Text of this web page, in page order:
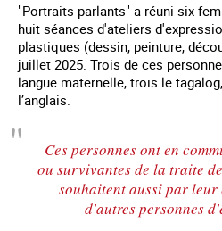
"Portraits parlants" a réuni six
huit séances d'ateliers
plastiques (dessin, peinture,
juillet 2025. Trois de ces
langue maternelle, trois le
l’anglais.
Ces personnes ont en
ou survivantes de la traite
souhaitent aussi par leur
d'autres personnes